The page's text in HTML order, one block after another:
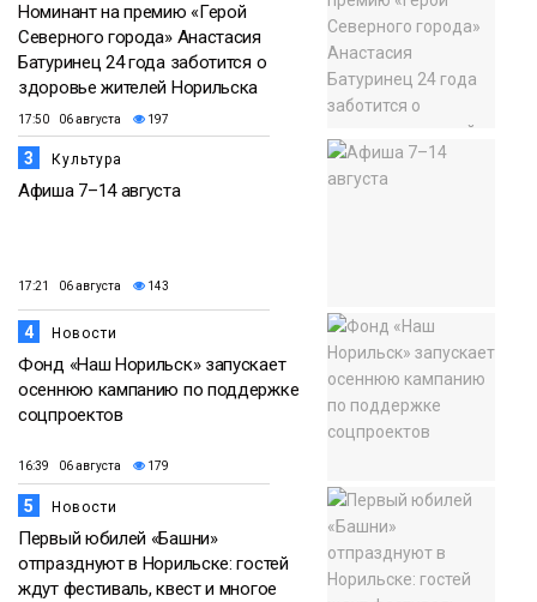
Номинант на премию «Герой
Северного города» Анастасия
Батуринец 24 года заботится о
здоровье жителей Норильска
17:50 06 августа 197
3 Культура
Афиша 7–14 августа
17:21 06 августа 143
4 Новости
Фонд «Наш Норильск» запускает
осеннюю кампанию по поддержке
соцпроектов
16:39 06 августа 179
5 Новости
Первый юбилей «Башни»
отпразднуют в Норильске: гостей
ждут фестиваль, квест и многое